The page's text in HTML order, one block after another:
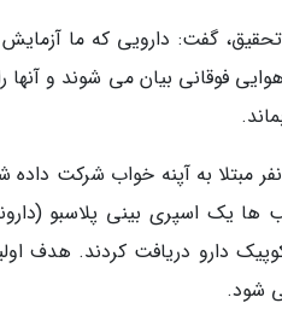
گفت: دارویی که ما
فوقانی بیان می شوند و آنها
در مطالعه انسانی اولیه 12 نفر مبتلا به
یک اسپری بینی پلاسبو
دارو دریافت کردند. هدف
شود.